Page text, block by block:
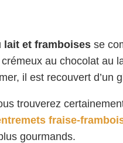
lait et framboises se
au chocolat au
il est recouvert d’un
trouverez
fraise-
gourmands.